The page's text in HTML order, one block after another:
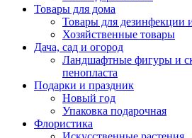
Товары для дома
Товары для дезинфекции
Хозяйственные товары
Дача, сад и огород
Ландшафтные фигуры и
пенопласта
Подарки и праздник
Новый год
Упаковка подарочная
Флористика